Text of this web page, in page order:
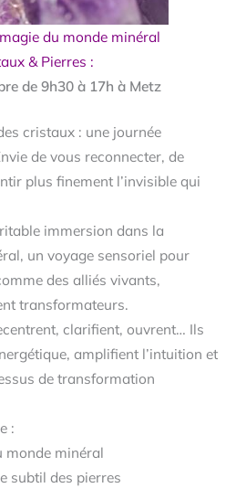
du monde minéral
& Pierres :
de 9h30 à 17h à Metz
cristaux : une journée
de vous reconnecter, de
plus finement l’invisible qui
immersion dans la
un voyage sensoriel pour
des alliés vivants,
transformateurs.
clarifient, ouvrent… Ils
amplifient l’intuition et
de transformation
:
monde minéral
subtil des pierres